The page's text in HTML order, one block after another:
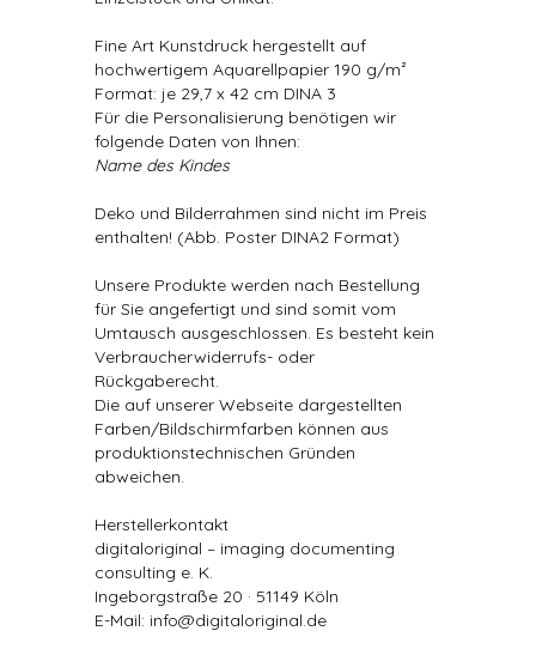
Fine Art Kunstdruck hergestellt auf
hochwertigem Aquarellpapier 190 g/m²
Format: je 29,7 x 42 cm DINA 3
Für die Personalisierung benötigen wir
folgende Daten von Ihnen:
Name des Kindes
Deko und Bilderrahmen sind nicht im Preis
enthalten! (Abb. Poster DINA2 Format)
Unsere Produkte werden nach Bestellung
für Sie angefertigt und sind somit vom
Umtausch ausgeschlossen. Es besteht kein
Verbraucherwiderrufs- oder
Rückgaberecht.
Die auf unserer Webseite dargestellten
Farben/Bildschirmfarben können aus
produktionstechnischen Gründen
abweichen.
Herstellerkontakt
digitaloriginal – imaging documenting
consulting e. K.
Ingeborgstraße 20 · 51149 Köln
E-Mail: info@digitaloriginal.de